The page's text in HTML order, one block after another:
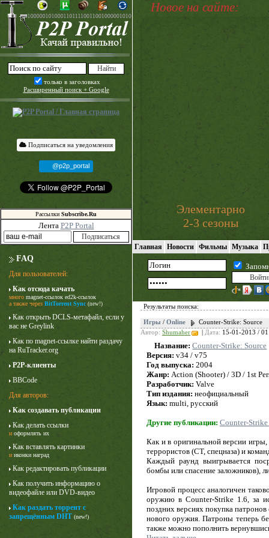
только в заголовках
Расширенный поиск + Google
Подписаться на уведомления
@p2p_portal
Рассылки Subscribe.Ru
Лента P2P Portal
FAQ
Для пользователей:
Как отсюда качать
много magnet-ссылок ed2k-ссылок
а также через BitTorrent Sync (new!)
Как открыть DCLS-метафайл, если у
вас не Greylink
Как по magnet-ссылке найти раздачу
на RuTracker.org
P2P-клиенты
BBCode
Для авторов:
Как создавать публикации
Как делать ссылки
и оформлять их
Как вставлять картинки
и иконки наград
Как редактировать публикации
Как получить информацию о
видеофайле или DVD-видео
Как раздать торрент с
запрещённым DHT (new!)
Новое на сайте:
Элементарно
2-3 сезоны
Карточный домик
3 сезон
Главная Новости Фильмы Музыка
Результаты поиска:
Игры / Online
Counter-Strike: Source
Автор: Shumaher Дата: 15-01-2013 /
Название: Counter-Strike: Source
Версия: v34 / v75
Год выпуска: 2004
Жанр: Action (Shooter) / 3D / 1st
Разработчик: Valve
Тип издания: неофициальный
Язык: multi, русский
Другие публикации: Counter-Strike
Как и в оригинальной версии
террористов (CT, спецназа) и
Каждый раунд выигрывается
бомбы или спасение заложников),
Игровой процесс аналогичен
оружию в Counter-Strike 1.6, за
поздних версиях покупка патронов
нового оружия. Патроны теперь
также можно пополнить